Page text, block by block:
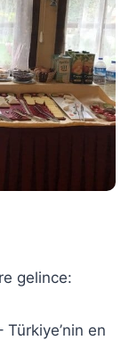
gelince:
Türkiye’nin en